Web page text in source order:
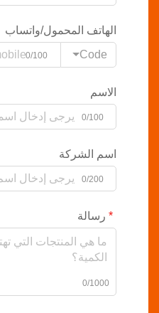
الهاتف المحمول/واتساب
Code
0/100
الاسم
0/100
اسم الشركة
0/200
رسالة
0/1000